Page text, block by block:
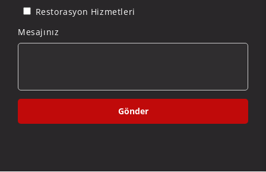
Restorasyon Hizmetleri
Mesajınız
Gönder